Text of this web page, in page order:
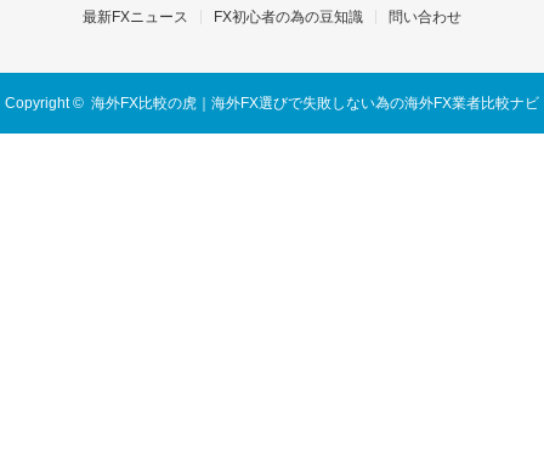
最新FXニュース
FX初心者の為の豆知識 問い合わせ
Copyright © 海外FX比較の虎｜海外FX選びで失敗しない為の海外FX業者比較ナビ